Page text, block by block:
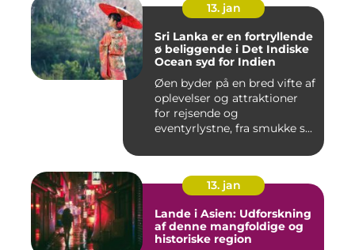
13. jan
Sri Lanka er en fortryllende
ø beliggende i Det Indiske
Ocean syd for Indien
Øen byder på en bred vifte af
oplevelser og attraktioner
for rejsende og
eventyrlystne, fra smukke s...
13. jan
Lande i Asien: Udforskning
af denne mangfoldige og
historiske region